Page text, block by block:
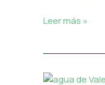
Leer más »
Do